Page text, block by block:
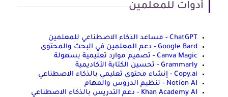
أدوات للمعلمين
ChatGPT - مساعد الذكاء الاصطناعي للمعلمين
Google Bard - دعم المعلمين في البحث والمحتوى
Canva Magic - تصميم موارد تعليمية بسهولة
Grammarly - تحسين الكتابة الأكاديمية
Copy.ai - إنشاء محتوى تعليمي بالذكاء الاصطناعي
Notion AI - تنظيم الدروس والمهام
Khan Academy AI - دعم التدريس بالذكاء الاصطناعي